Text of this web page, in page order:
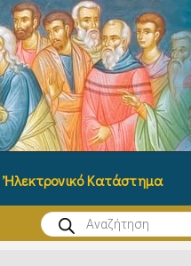
Ἠλεκτρονικό Κατάστημα
Products
search